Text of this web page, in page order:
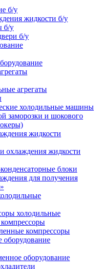
б/у
жидкости б/у
б/у
б/у
агрегаты
холодильные машины
заморозки и шокового
жидкости
охлаждения жидкости
блоки
для получения
холодильные
компрессоры
оборудование
оборудование